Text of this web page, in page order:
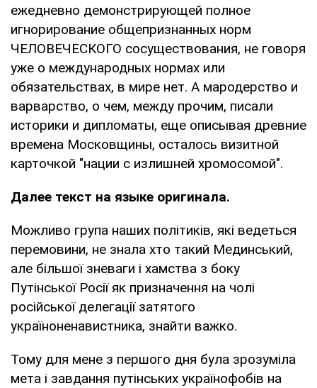
ежедневно демонстрирующей полное
игнорирование общепризнанных норм
ЧЕЛОВЕЧЕСКОГО сосуществования, не говоря
уже о международных нормах или
обязательствах, в мире нет. А мародерство и
варварство, о чем, между прочим, писали
историки и дипломаты, еще описывая древние
времена Московщины, осталось визитной
карточкой "нации с излишней хромосомой".
Далее текст на языке оригинала.
Можливо група наших політиків, які ведеться
перемовини, не знала хто такий Мединський,
але більшої зневаги і хамства з боку
Путінської Росії як призначення на чолі
російської делегації затятого
україноненавистника, знайти важко.
Тому для мене з першого дня була зрозуміла
мета і завдання путінських українофобів на